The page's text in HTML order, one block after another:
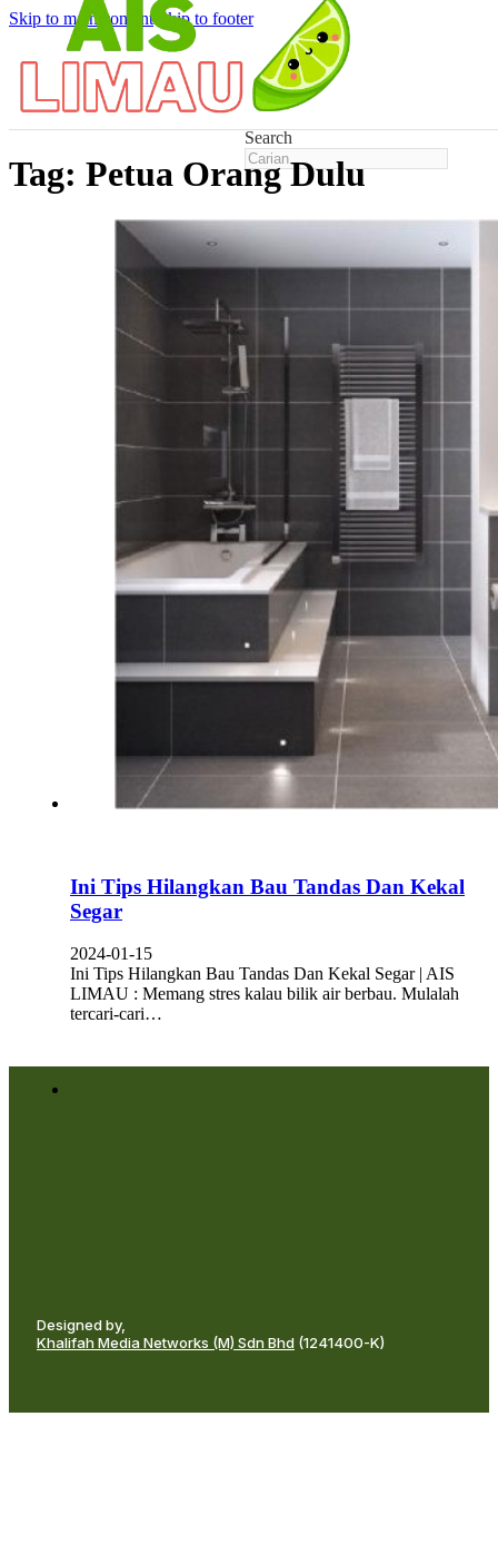
Skip to main content Skip to footer
Search
Tag: Petua Orang Dulu
Ini Tips Hilangkan Bau Tandas Dan Kekal
Segar
2024-01-15
Ini Tips Hilangkan Bau Tandas Dan Kekal Segar | AIS
LIMAU : Memang stres kalau bilik air berbau. Mulalah
tercari-cari…
Designed by,
Khalifah Media Networks (M) Sdn Bhd (1241400-K)